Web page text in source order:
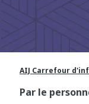
AIJ Carrefour
Par le